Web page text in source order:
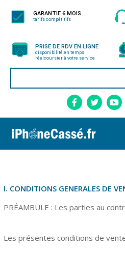
GARANTIE 6 MOIS
tarifs compétitifs
PRISE DE RDV EN LIGNE
disponibilité en temps
réelcoursier à votre service
I. CONDITIONS GENERALES DE
PRÉAMBULE : Les parties au
Les présentes conditions de